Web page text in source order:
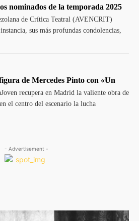
nominados de la temporada 2025
de Crítica Teatral (AVENCRIT)
sus más profundas condolencias,
de Mercedes Pinto con «Un
recupera en Madrid la valiente obra de
el centro del escenario la lucha
- Advertisement -